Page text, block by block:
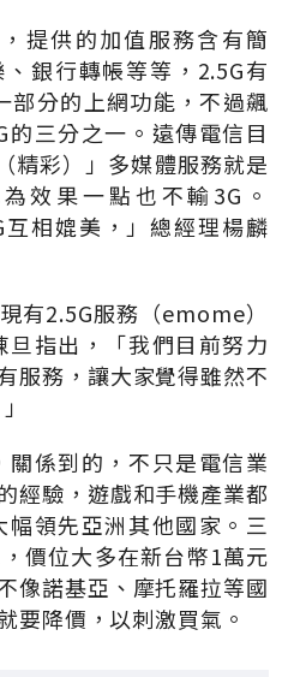
提供的加值服務含有簡
銀行轉帳等等，2.5G有
部分的上網功能，不過飆
三分之一。遠傳電信目
精彩）」多媒體服務就是
效果一點也不輸3G。
互相媲美，」總經理楊麟
有2.5G服務（emome）
指出，「我們目前努力
服務，讓大家覺得雖然不
係到的，不只是電信業
經驗，遊戲和手機產業都
領先亞洲其他國家。三
價位大多在新台幣1萬元
像諾基亞、摩托羅拉等國
要降價，以刺激買氣。